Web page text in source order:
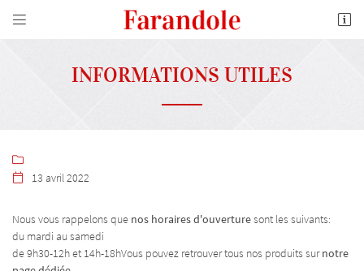
 
10 Boulevard de l'Industrie
02 54 77 21 02
 Adresse email de réception
INFORMATIONS UTILES


13 avril 2022
Nous vous rappelons que nos horaires d'ouverturesont les suivants:
du mardi au samedi
de 9h30-12h et 14h-18hVous pouvez retrouver tous nos produits surnotre